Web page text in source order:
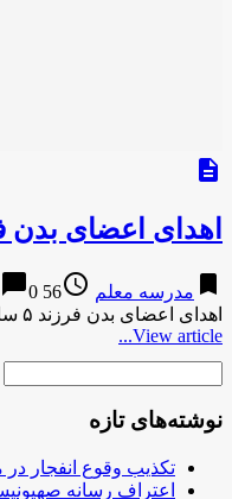
description
اهدای اعضای بدن فرزند ۵ ساله معلم
bookmark مدرسه معلم access_time
56 years ago
chat_bubble0
اهدای اعضای بدن فرزند ۵ ساله معلم خوزستانی به چند بیمار بیمار اعضای بدن فرزند ۵ ساله معلم خوزستانی که …
View article...
نوشته‌های تازه
تکذیب وقوع انفجار
اعتراف رسانه